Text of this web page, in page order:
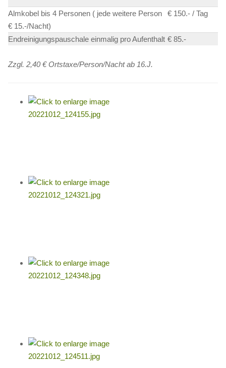
Almkobel bis 4 Personen ( jede weitere Person
€ 15.-/Nacht)
€ 150.- / Tag
Endreinigungspauschale einmalig pro Aufenthalt € 85.-
Zzgl. 2,40 € Ortstaxe/Person/Nacht ab 16.J.